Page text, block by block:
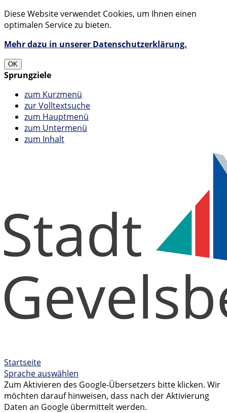
Diese Website verwendet Cookies, um Ihnen einen
optimalen Service zu bieten.
Mehr dazu in unserer Datenschutzerklärung.
OK
Sprungziele
zum Kurzmenü
zur Volltextsuche
zum Hauptmenü
zum Untermenü
zum Inhalt
Startseite
Sprache auswählen
Zum Aktivieren des Google-Übersetzers bitte klicken. Wir
möchten darauf hinweisen, dass nach der Aktivierung
Daten an Google übermittelt werden.